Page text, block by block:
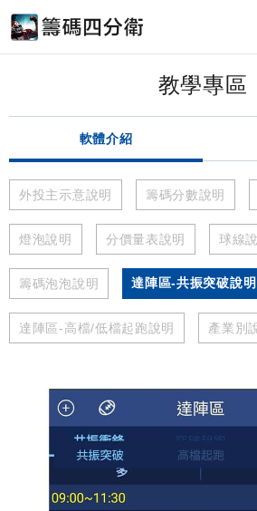
教學專區
軟體介紹
外投主示意說明 籌碼分數說明
燈泡說明 分價量表說明 球線
籌碼泡泡說明 達陣區-共振突破說明
達陣區-高檔/低檔起跑說明 產業別